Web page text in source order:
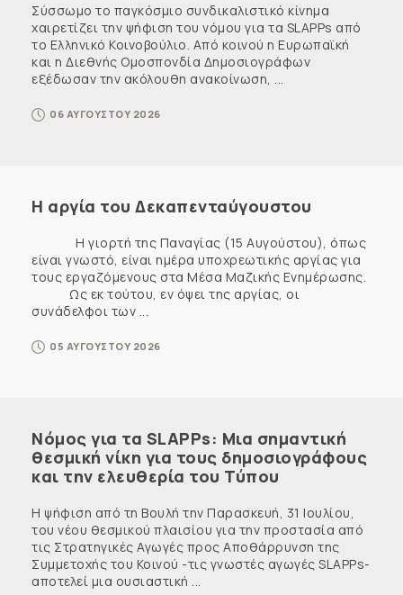
Σύσσωμο το παγκόσμιο συνδικαλιστικό κίνημα
χαιρετίζει την ψήφιση του νόμου για τα SLAPPs από
το Ελληνικό Κοινοβούλιο. Από κοινού η Ευρωπαϊκή
και η Διεθνής Ομοσπονδία Δημοσιογράφων
εξέδωσαν την ακόλουθη ανακοίνωση, ...
06 ΑΥΓΟΥΣΤΟΥ 2026
Η αργία του Δεκαπενταύγουστου
Η γιορτή της Παναγίας (15 Αυγούστου), όπως
είναι γνωστό, είναι ημέρα υποχρεωτικής αργίας για
τους εργαζόμενους στα Μέσα Μαζικής Ενημέρωσης.
Ως εκ τούτου, εν όψει της αργίας, οι
συνάδελφοι των ...
05 ΑΥΓΟΥΣΤΟΥ 2026
Νόμος για τα SLAPPs: Μια σημαντική
θεσμική νίκη για τους δημοσιογράφους
και την ελευθερία του Τύπου
Η ψήφιση από τη Βουλή την Παρασκευή, 31 Ιουλίου,
του νέου θεσμικού πλαισίου για την προστασία από
τις Στρατηγικές Αγωγές προς Αποθάρρυνση της
Συμμετοχής του Κοινού -τις γνωστές αγωγές SLAPPs-
αποτελεί μια ουσιαστική ...